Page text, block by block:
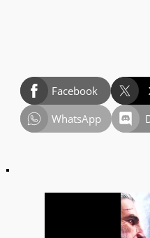
Facebook
WhatsApp